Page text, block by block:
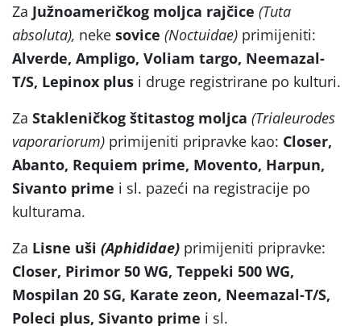
Za Južnoameričkog moljca rajčice (Tuta
absoluta), neke sovice (Noctuidae) primijeniti:
Alverde, Ampligo, Voliam targo, Neemazal-
T/S, Lepinox plus i druge registrirane po kulturi.
Za Stakleničkog štitastog moljca (Trialeurodes
vaporariorum) primijeniti pripravke kao: Closer,
Abanto, Requiem prime, Movento, Harpun,
Sivanto prime i sl. pazeći na registracije po
kulturama.
Za Lisne uši (Aphididae) primijeniti pripravke:
Closer, Pirimor 50 WG, Teppeki 500 WG,
Mospilan 20 SG, Karate zeon, Neemazal-T/S,
Poleci plus, Sivanto prime i sl.